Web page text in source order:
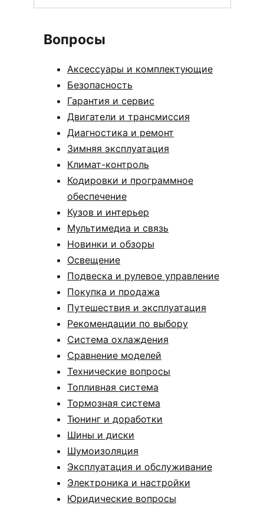
Вопросы
Аксессуары и комплектующие
Безопасность
Гарантия и сервис
Двигатели и трансмиссия
Диагностика и ремонт
Зимняя эксплуатация
Климат-контроль
Кодировки и программное
обеспечение
Кузов и интерьер
Мультимедиа и связь
Новинки и обзоры
Освещение
Подвеска и рулевое управление
Покупка и продажа
Путешествия и эксплуатация
Рекомендации по выбору
Система охлаждения
Сравнение моделей
Технические вопросы
Топливная система
Тормозная система
Тюнинг и доработки
Шины и диски
Шумоизоляция
Эксплуатация и обслуживание
Электроника и настройки
Юридические вопросы